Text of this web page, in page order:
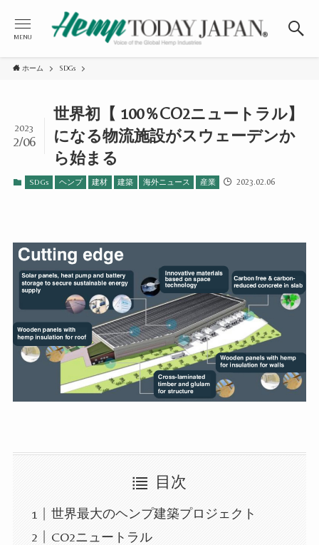
MENU
ホーム SDGs
世界初【 100％CO2ニュートラル】
になる物流施設がスウェーデンか
ら始まる
2023
2/06
SDGs ヘンプ 建材 建築 海外ニュース 産業 2023.02.06
目次
世界最大のヘンプ建築プロジェクト
CO2ニュートラル